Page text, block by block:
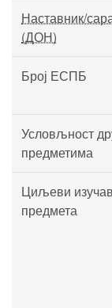
Наставник/
(ДОН)
Број ЕСПБ
Условљност
предметима
Циљеви
предмета